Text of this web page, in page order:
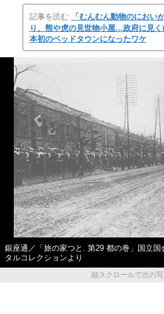
記事を読む
「むんむん動物のにお
り、熊や虎の見世物小屋…政府に見く
本初のベッドタウンになったワケ
銀座通／「旅の家つと. 第29 都の巻」国立国
タルコレクションより
縦スクロールで次の